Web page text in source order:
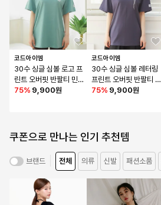
코드아이엠
30수 싱글 심볼 로고 프
린트 오버핏 반팔티 민
트
75% 9,900원
코드아이엠
30수 싱글 심볼 레터링
프린트 오버핏 반팔티
네이비
75% 9,900원
쿠폰으로 만나는 인기 추천템
브랜드 전체 의류 신발 패션소품